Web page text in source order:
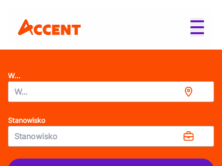
W...
Stanowisko